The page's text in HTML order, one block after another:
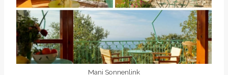
Mani Sonnenlink